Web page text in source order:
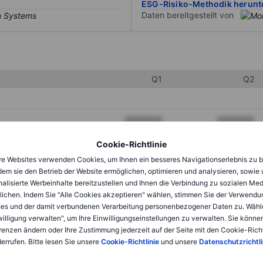
Cookie-Richtlinie
Websites verwenden Cookies, um Ihnen ein besseres Navigationserlebnis zu
sie den Betrieb der Website ermöglichen, optimieren und analysieren, sowie
Werbeinhalte bereitzustellen und Ihnen die Verbindung zu sozialen
Indem Sie "Alle Cookies akzeptieren" wählen, stimmen Sie der
und der damit verbundenen Verarbeitung personenbezogener Daten zu.
verwalten", um Ihre Einwilligungseinstellungen zu verwalten. Sie
ändern oder Ihre Zustimmung jederzeit auf der Seite mit den Cookie-
Bitte lesen Sie unsere Cookie-Richtlinieund unsere
ESG-Risiko-Methodik
Daten bereitgestellt von
Q1 Q2
XXXXXXX XXXXXXX
XXXXXXX
XXXXXXX XXXXXXX
XXXXXXX XXXXXXX
XXXXXXX XXXXXXX